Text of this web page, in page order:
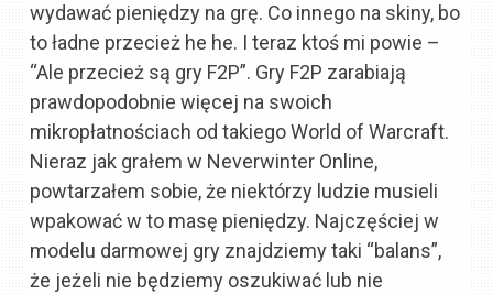
wydawać pieniędzy na grę. Co innego na skiny, bo
to ładne przecież he he. I teraz ktoś mi powie –
“Ale przecież są gry F2P”. Gry F2P zarabiają
prawdopodobnie więcej na swoich
mikropłatnościach od takiego World of Warcraft.
Nieraz jak grałem w Neverwinter Online,
powtarzałem sobie, że niektórzy ludzie musieli
wpakować w to masę pieniędzy. Najczęściej w
modelu darmowej gry znajdziemy taki “balans”,
że jeżeli nie będziemy oszukiwać lub nie